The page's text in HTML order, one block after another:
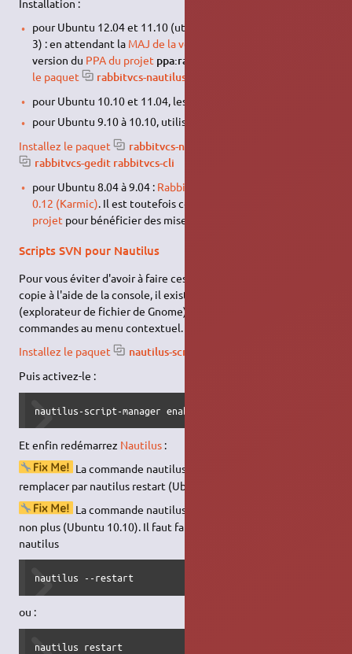
Installation :
pour Ubuntu 12.04 et 11.10 (utilisant le Nautilus de gnome
3) : en attendant la MAJ de la version dans Ubuntu
version du PPA du projet ppa:rabbitvcs/ppa
le paquet
rabbitvcs-nautilus3
pour Ubuntu 10.10 et 11.04, les dépôts officiels suffisent
pour Ubuntu 9.10 à 10.10, utiliser le PPA
Installez le paquet
rabbitvcs-nautilus
rabbitvcs-gedit rabbitvcs-cli
pour Ubuntu 8.04 à 9.04 : RabbitVCS 0.12 (Hardy)
0.12 (Karmic). Il est toutefois conseillé d'utiliser le
projet pour bénéficier des mises a jour.
Scripts SVN pour Nautilus
Pour vous éviter d'avoir à faire ces manipulations sur votre
copie à l'aide de la console, il existe un script pour nautilus
(explorateur de fichier de Gnome) afin d'intégrer ces
commandes au menu contextuel.
Installez le paquet
nautilus-script-collection-svn
Puis activez-le :
nautilus-script-manager enable Subversion
Et enfin redémarrez Nautilus :
La commande nautilus –restart ne fonctionne pas. A
remplacer par nautilus restart (Ubuntu 9.10 et +)
La commande nautilus restart ne fonctionne pas
non plus (Ubuntu 10.10). Il faut faire nautilus -q puis relancer
nautilus
nautilus --restart
ou :
nautilus restart